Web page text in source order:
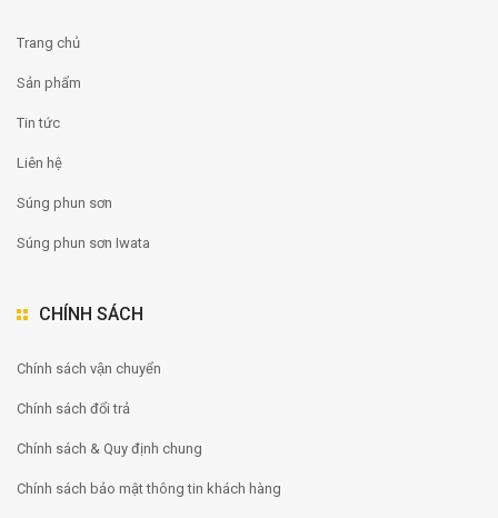
Trang chủ
Sản phẩm
Tin tức
Liên hệ
Súng phun sơn
Súng phun sơn Iwata
CHÍNH SÁCH
Chính sách vận chuyển
Chính sách đổi trả
Chính sách & Quy định chung
Chính sách bảo mật thông tin khách hàng